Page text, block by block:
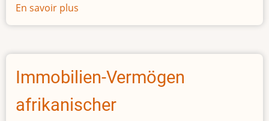
En savoir plus
Nigeria,
„kranke
Mann
Afrikas“
Immobilien-Vermögen
afrikanischer